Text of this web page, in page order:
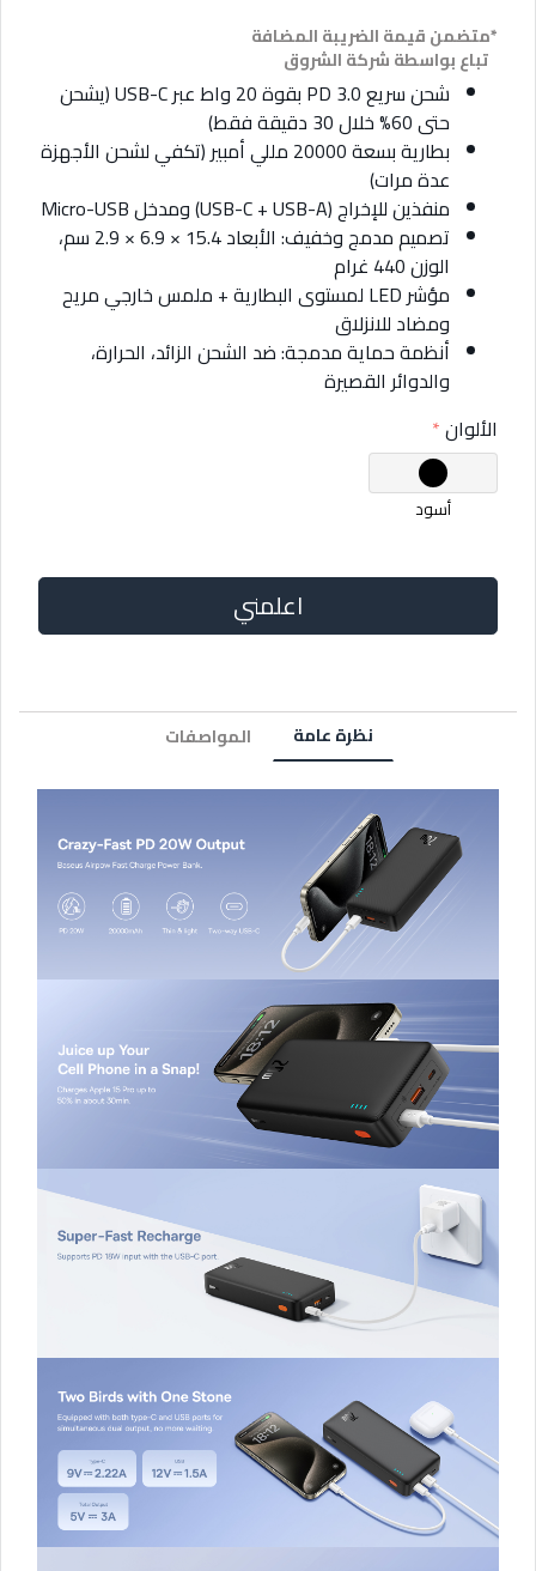
*متضمن قيمة الضريبة المضافة
تباع بواسطة شركة الشروق
شحن سريع PD 3.0 بقوة 20 واط عبر USB-C (يشحن
حتى 60% خلال 30 دقيقة فقط)
بطارية بسعة 20000 مللي أمبير (تكفي لشحن الأجهزة
عدة مرات)
منفذين للإخراج (USB-C + USB-A) ومدخل Micro-USB
تصميم مدمج وخفيف: الأبعاد 15.4 × 6.9 × 2.9 سم،
الوزن 440 غرام
مؤشر LED لمستوى البطارية + ملمس خارجي مريح
ومضاد للانزلاق
أنظمة حماية مدمجة: ضد الشحن الزائد، الحرارة،
والدوائر القصيرة
الألوان
أسود
اعلمني
نظرة عامة المواصفات